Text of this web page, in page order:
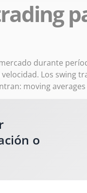
durante
Los
moving
o